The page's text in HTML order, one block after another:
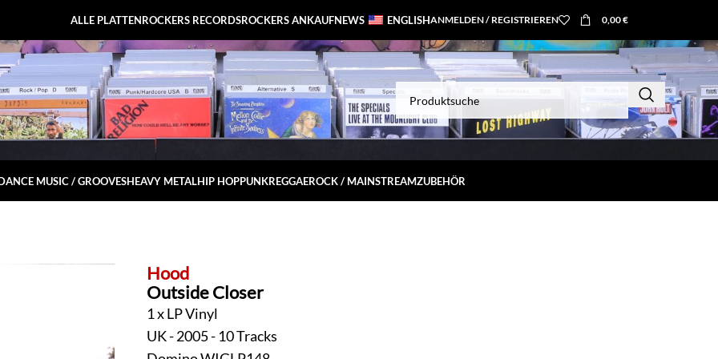
ALLE PLATTENROCKERS RECORDSROCKERS ANKAUFNEWS ENGLISHANMELDEN / REGISTRIEREN 0,00€
MUSIC / GROOVESHEAVY METALHIP HOPPUNKREGGAEROCK / MAINSTREAMZUBEHÖR
Hood
Outside Closer
1 x LP Vinyl
UK - 2005 - 10 Tracks